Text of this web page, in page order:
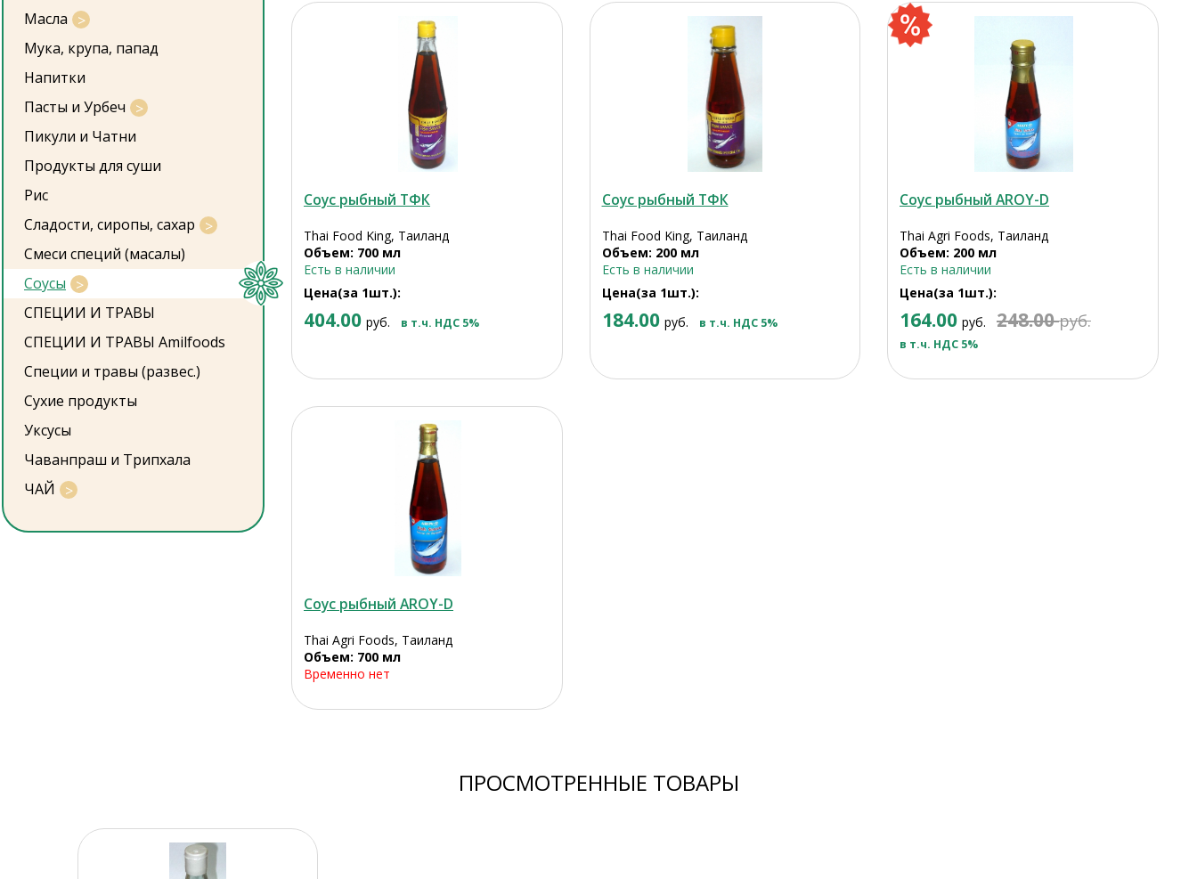
Масла
Мука, крупа, папад
Напитки
Пасты и Урбеч
Пикули и Чатни
Продукты для суши
Рис
Сладости, сиропы, сахар
Смеси специй (масалы)
Соусы
СПЕЦИИ И ТРАВЫ
СПЕЦИИ И ТРАВЫ Amilfoods
Специи и травы (развес.)
Сухие продукты
Уксусы
Чаванпраш и Трипхала
ЧАЙ
Соус рыбный ТФК
Thai Food King, Таиланд
Объем: 700 мл
Есть в наличии
Цена(за 1шт.):
404.00 руб. в т.ч. НДС 5%
Соус рыбный ТФК
Thai Food King, Таиланд
Объем: 200 мл
Есть в наличии
Цена(за 1шт.):
184.00 руб. в т.ч. НДС 5%
Соус рыбный AROY-D
Thai Agri Foods, Таиланд
Объем: 200 мл
Есть в наличии
Цена(за 1шт.):
164.00 руб. 248.00руб.
в т.ч. НДС 5%
Соус рыбный AROY-D
Thai Agri Foods, Таиланд
Объем: 700 мл
Временно нет
ПРОСМОТРЕННЫЕ ТОВАРЫ